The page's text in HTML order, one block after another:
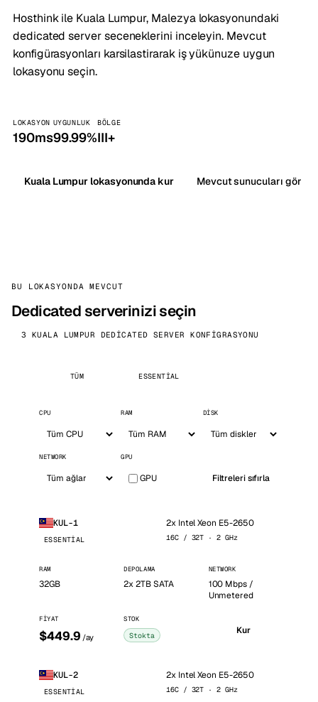
Hosthink ile Kuala Lumpur, Malezya lokasyonundaki
dedicated server seceneklerini inceleyin. Mevcut
konfigürasyonları karsilastirarak iş yükünuze uygun
lokasyonu seçin.
LOKASYON
190ms
UYGUNLUK
99.99%
BÖLGE
III+
Kuala Lumpur lokasyonunda kur Mevcut sunucuları gör
BU LOKASYONDA MEVCUT
Dedicated serverinizi seçin
3 KUALA LUMPUR DEDICATED SERVER KONFIGRASYONU
TÜM ESSENTIAL
CPU RAM DISK
NETWORK GPU
GPU Filtreleri sıfırla
KUL-1
ESSENTIAL
2x Intel Xeon E5-2650
16C / 32T · 2 GHz
RAM
32GB
DEPOLAMA
2x 2TB SATA
NETWORK
100 Mbps /
Unmetered
FIYAT
$449.9 /ay
STOK
Stokta Kur
KUL-2
ESSENTIAL
2x Intel Xeon E5-2650
16C / 32T · 2 GHz